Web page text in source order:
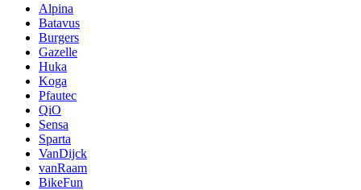
Alpina
Batavus
Burgers
Gazelle
Huka
Koga
Pfautec
QiO
Sensa
Sparta
VanDijck
vanRaam
BikeFun